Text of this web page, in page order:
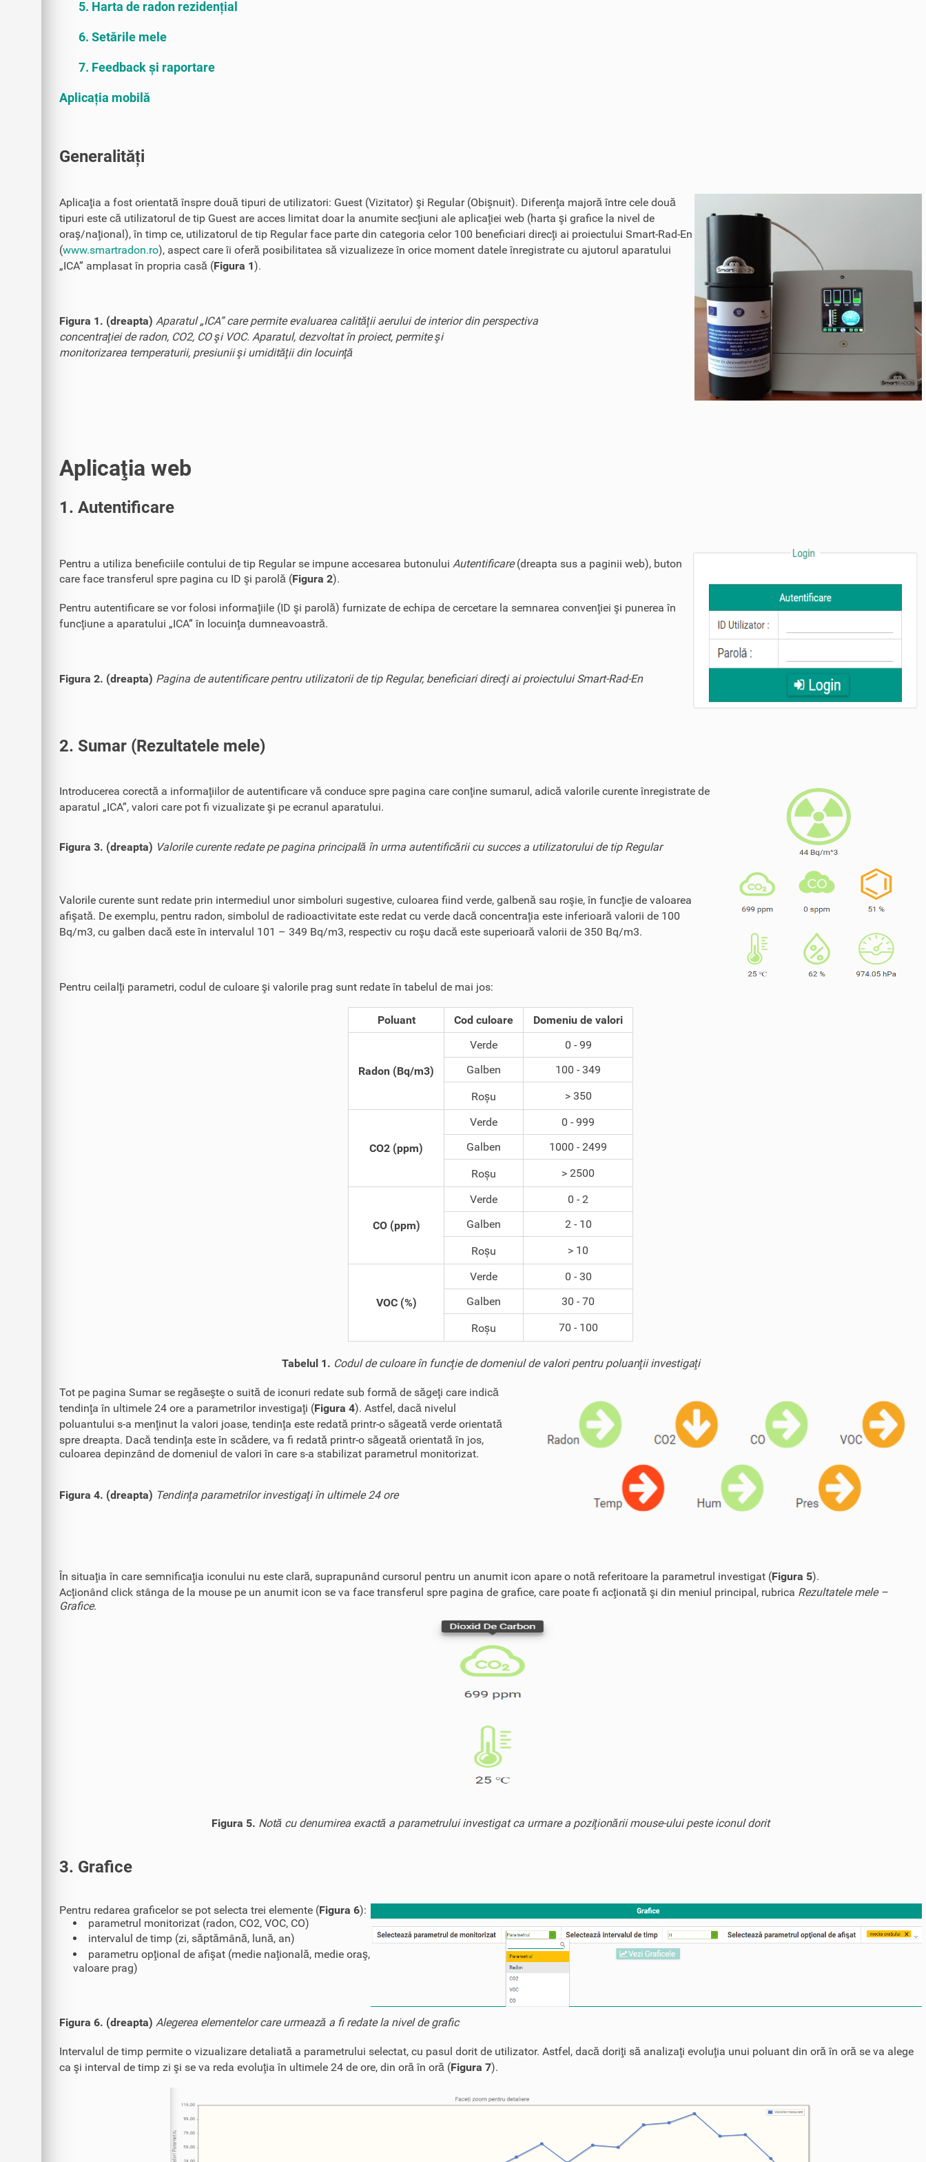
5. Harta de radon rezidențial
6. Setările mele
7. Feedback și raportare
Aplicația mobilă
Generalități
Aplicaţia a fost orientată înspre două tipuri de utilizatori: Guest (Vizitator) şi Regular (Obişnuit). Diferenţa majoră între cele două
tipuri este că utilizatorul de tip Guest are acces limitat doar la anumite secţiuni ale aplicaţiei web (harta şi grafice la nivel de
oraş/naţional), în timp ce, utilizatorul de tip Regular face parte din categoria celor 100 beneficiari direcţi ai proiectului Smart-Rad-En
(www.smartradon.ro), aspect care îi oferă posibilitatea să vizualizeze în orice moment datele înregistrate cu ajutorul aparatului
„ICA” amplasat în propria casă (Figura 1).
Figura 1. (dreapta) Aparatul „ICA” care permite evaluarea calităţii aerului de interior din perspectiva
concentraţiei de radon, CO2, CO şi VOC. Aparatul, dezvoltat în proiect, permite şi
monitorizarea temperaturii, presiunii şi umidităţii din locuinţă
Aplicaţia web
1. Autentificare
Pentru a utiliza beneficiile contului de tip Regular se impune accesarea butonului Autentificare(dreapta sus a paginii web), buton
care face transferul spre pagina cu ID şi parolă (Figura 2).
Pentru autentificare se vor folosi informaţiile (ID şi parolă) furnizate de echipa de cercetare la semnarea convenţiei şi punerea în
funcţiune a aparatului „ICA” în locuinţa dumneavoastră.
Figura 2. (dreapta) Pagina de autentificare pentru utilizatorii de tip Regular, beneficiari direcţi ai proiectului Smart-Rad-En
2. Sumar (Rezultatele mele)
Introducerea corectă a informaţiilor de autentificare vă conduce spre pagina care conţine sumarul, adică valorile curente înregistrate de
aparatul „ICA”, valori care pot fi vizualizate şi pe ecranul aparatului.
Figura 3. (dreapta) Valorile curente redate pe pagina principală în urma autentificării cu succes a utilizatorului de tip Regular
Valorile curente sunt redate prin intermediul unor simboluri sugestive, culoarea fiind verde, galbenă sau roşie, în funcţie de valoarea
afişată. De exemplu, pentru radon, simbolul de radioactivitate este redat cu verde dacă concentraţia este inferioară valorii de 100
Bq/m3, cu galben dacă este în intervalul 101 – 349 Bq/m3, respectiv cu roşu dacă este superioară valorii de 350 Bq/m3.
Pentru ceilalţi parametri, codul de culoare şi valorile prag sunt redate în tabelul de mai jos:
Poluant Cod culoare Domeniu de valori
Radon (Bq/m3)
Verde
0 - 99
Galben
100 - 349
Roșu > 350
CO2 (ppm)
Verde
0 - 999
Galben
1000 - 2499
Roșu > 2500
CO (ppm)
Verde
0 - 2
Galben
2 - 10
Roșu > 10
VOC (%)
Verde
0 - 30
Galben
30 - 70
Roșu 70 - 100
Tabelul 1. Codul de culoare în funcţie de domeniul de valori pentru poluanţii investigaţi
Tot pe pagina Sumar se regăseşte o suită de iconuri redate sub formă de săgeţi care indică
tendinţa în ultimele 24 ore a parametrilor investigaţi (Figura 4). Astfel, dacă nivelul
poluantului s-a menţinut la valori joase, tendinţa este redată printr-o săgeată verde orientată
spre dreapta. Dacă tendinţa este în scădere, va fi redată printr-o săgeată orientată în jos,
culoarea depinzând de domeniul de valori în care s-a stabilizat parametrul monitorizat.
Figura 4. (dreapta) Tendinţa parametrilor investigaţi în ultimele 24 ore
În situaţia în care semnificaţia iconului nu este clară, suprapunând cursorul pentru un anumit icon apare o notă referitoare la parametrul investigat (Figura 5).
Acţionând click stânga de la mouse pe un anumit icon se va face transferul spre pagina de grafice, care poate fi acţionată şi din meniul principal, rubrica Rezultatele mele –
Grafice.
Figura 5. Notă cu denumirea exactă a parametrului investigat ca urmare a poziţionării mouse-ului peste iconul dorit
3. Grafice
Pentru redarea graficelor se pot selecta trei elemente (Figura 6):
parametrul monitorizat (radon, CO2, VOC, CO)
intervalul de timp (zi, săptămână, lună, an)
parametru opţional de afişat (medie naţională, medie oraş,
valoare prag)
Figura 6. (dreapta) Alegerea elementelor care urmează a fi redate la nivel de grafic
Intervalul de timp permite o vizualizare detaliată a parametrului selectat, cu pasul dorit de utilizator. Astfel, dacă doriţi să analizaţi evoluţia unui poluant din oră în oră se va alege
ca şi interval de timp zi şi se va reda evoluţia în ultimele 24 de ore, din oră în oră (Figura 7).